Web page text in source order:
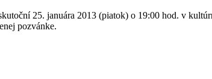
25. januára 2013 (piatok) o 19:00 hod. v
pozvánke.